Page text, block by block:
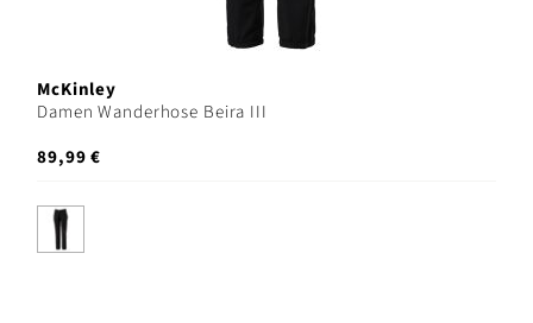
McKinley
Damen Wanderhose Beira III
89,99 €